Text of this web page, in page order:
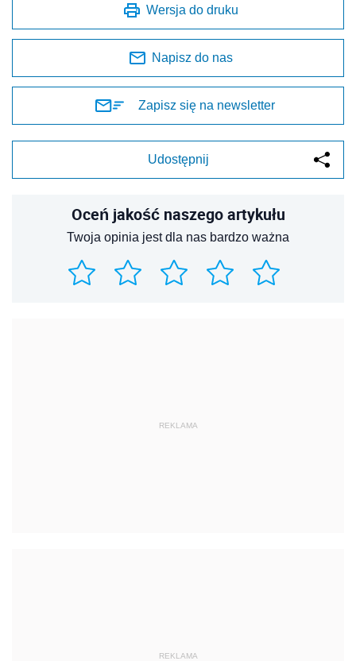
Wersja do druku
Napisz do nas
Zapisz się na newsletter
Udostępnij
Oceń jakość naszego artykułu
Twoja opinia jest dla nas bardzo ważna
REKLAMA
REKLAMA